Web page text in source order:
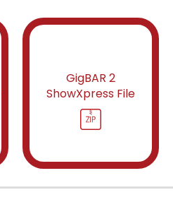
GigBAR 2
ShowXpress File